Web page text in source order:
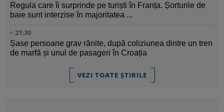
Regula care îi surprinde pe turiști în Franța. Șorturile de
baie sunt interzise în majoritatea ...
21:30
Șase persoane grav rănite, după coliziunea dintre un tren
de marfă și unul de pasageri în Croația
VEZI TOATE ȘTIRILE